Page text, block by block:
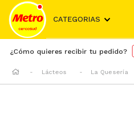
CATEGORIAS
¿Cómo quieres recibir tu pedido?
Lácteos La Quesería